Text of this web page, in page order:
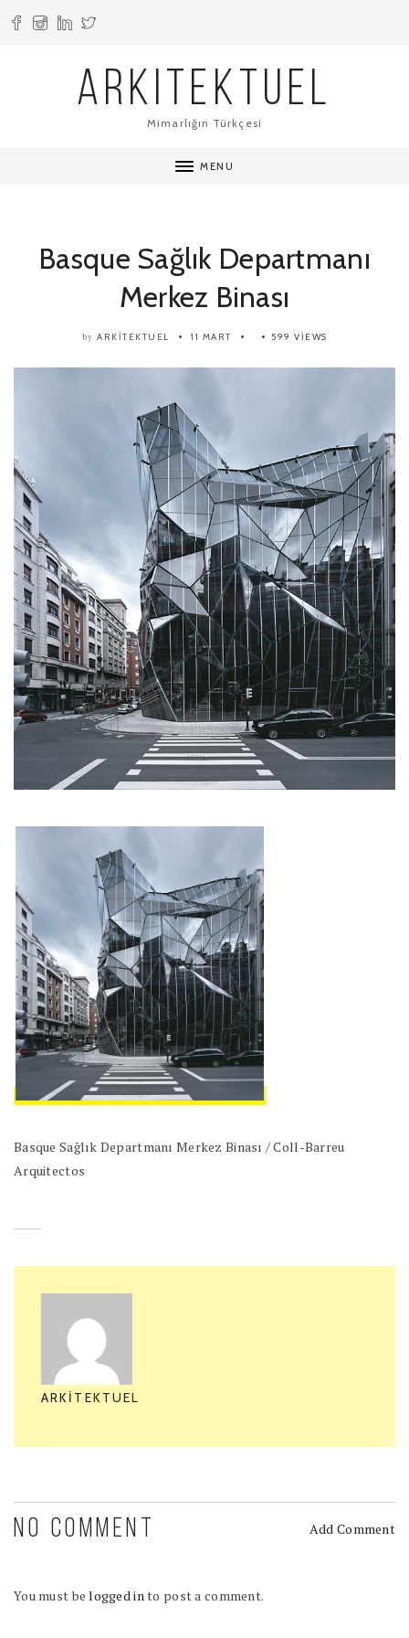
ARKITEKTUEL
Mimarlığın Türkçesi
MENU
Basque Sağlık Departmanı
Merkez Binası
by ARKITEKTUEL 11 MART 599 VIEWS
Basque Sağlık Departmanı Merkez Binası / Coll-Barreu
Arquitectos
ARKITEKTUEL
NO COMMENT Add Comment
You must belogged into post a comment.